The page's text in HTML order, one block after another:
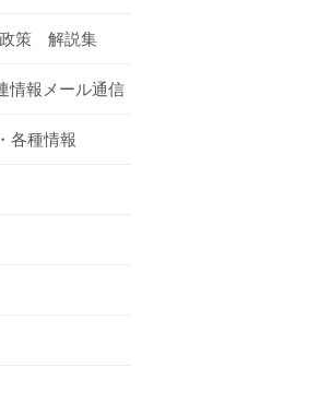
政策 解説集
情報メール通信
各種情報